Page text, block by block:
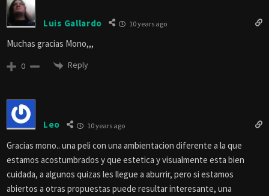
plena libertad de hacer conclusiones, ciertas o falsas, respecto a la
historia.
0 Reply
Muchas gracias Mono,,,
0 Reply